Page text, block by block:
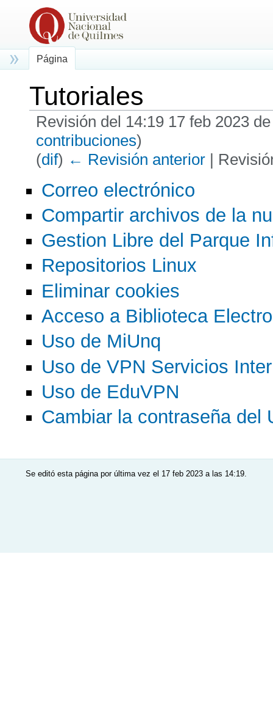
Tutoriales
Revisión del 14:19 17 feb 2023
contribuciones)
(dif) ← Revisión anterior|
Correo electrónico
Compartir archivos de la
Gestion Libre del Parque
Repositorios Linux
Eliminar cookies
Acceso a Biblioteca
Uso de MiUnq
Uso de VPN Servicios
Uso de EduVPN
Cambiar la contraseña del
Página
Se editó esta página por última vez el 17 feb 2023 a las 14:19.